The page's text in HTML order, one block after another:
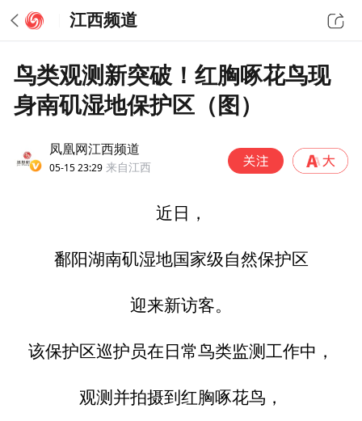
江西频道
鸟类观测新突破！红胸啄花鸟现
身南矶湿地保护区（图）
凤凰网江西频道
05-15 23:29 来自江西
近日，
鄱阳湖南矶湿地国家级自然保护区
迎来新访客。
该保护区巡护员在日常鸟类监测工作中，
观测并拍摄到红胸啄花鸟，